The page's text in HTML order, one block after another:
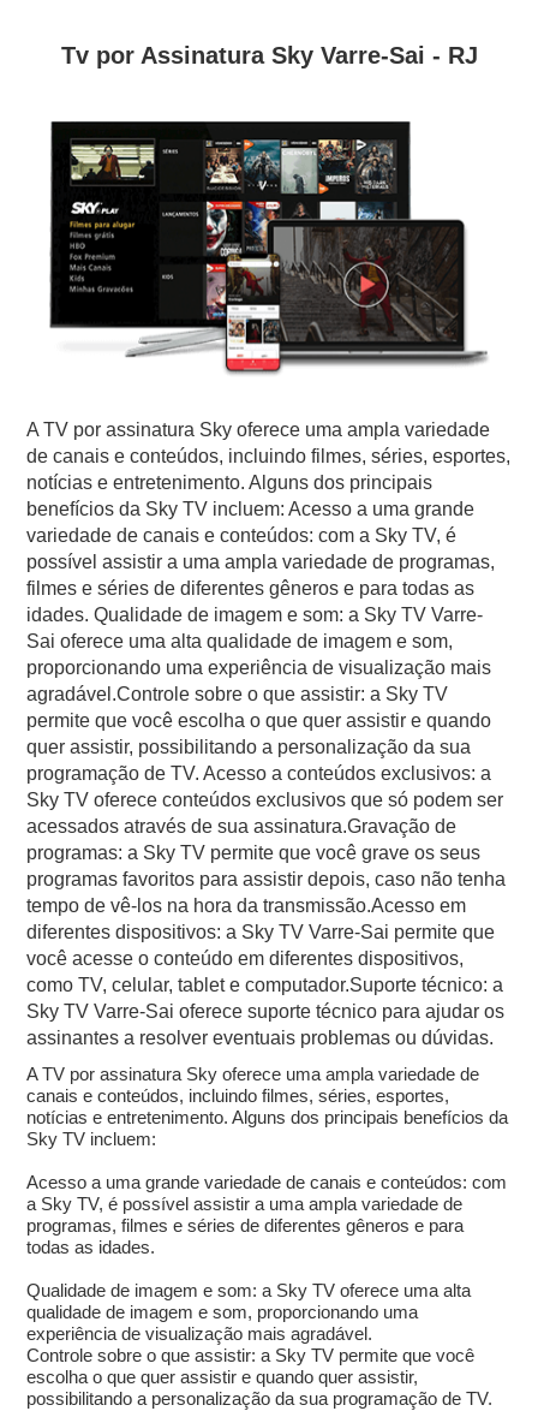
Tv por Assinatura Sky Varre-Sai - RJ
A TV por assinatura Sky oferece uma ampla variedade
de canais e conteúdos, incluindo filmes, séries, esportes,
notícias e entretenimento. Alguns dos principais
benefícios da Sky TV incluem: Acesso a uma grande
variedade de canais e conteúdos: com a Sky TV, é
possível assistir a uma ampla variedade de programas,
filmes e séries de diferentes gêneros e para todas as
idades. Qualidade de imagem e som: a Sky TV Varre-
Sai oferece uma alta qualidade de imagem e som,
proporcionando uma experiência de visualização mais
agradável.Controle sobre o que assistir: a Sky TV
permite que você escolha o que quer assistir e quando
quer assistir, possibilitando a personalização da sua
programação de TV. Acesso a conteúdos exclusivos: a
Sky TV oferece conteúdos exclusivos que só podem ser
acessados através de sua assinatura.Gravação de
programas: a Sky TV permite que você grave os seus
programas favoritos para assistir depois, caso não tenha
tempo de vê-los na hora da transmissão.Acesso em
diferentes dispositivos: a Sky TV Varre-Sai permite que
você acesse o conteúdo em diferentes dispositivos,
como TV, celular, tablet e computador.Suporte técnico: a
Sky TV Varre-Sai oferece suporte técnico para ajudar os
assinantes a resolver eventuais problemas ou dúvidas.
A TV por assinatura Sky oferece uma ampla variedade de
canais e conteúdos, incluindo filmes, séries, esportes,
notícias e entretenimento. Alguns dos principais benefícios da
Sky TV incluem:
Acesso a uma grande variedade de canais e conteúdos: com
a Sky TV, é possível assistir a uma ampla variedade de
programas, filmes e séries de diferentes gêneros e para
todas as idades.
Qualidade de imagem e som: a Sky TV oferece uma alta
qualidade de imagem e som, proporcionando uma
experiência de visualização mais agradável.
Controle sobre o que assistir: a Sky TV permite que você
escolha o que quer assistir e quando quer assistir,
possibilitando a personalização da sua programação de TV.